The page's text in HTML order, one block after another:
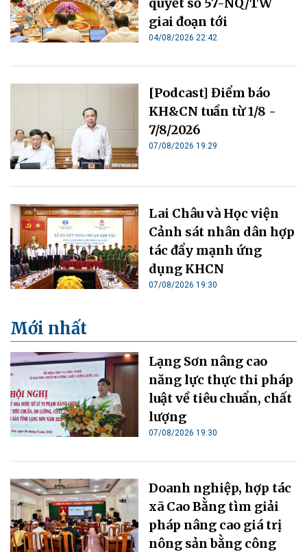
giai đoạn tới
04/08/2026 22:42
[Podcast] Điểm báo
KH&CN tuần từ 1/8 -
7/8/2026
07/08/2026 19:29
Lai Châu và Học viện
Cảnh sát nhân dân hợp
tác đẩy mạnh ứng
dụng KHCN
07/08/2026 19:30
Mới nhất
Lạng Sơn nâng cao
năng lực thực thi pháp
luật về tiêu chuẩn, chất
lượng
07/08/2026 19:30
Doanh nghiệp, hợp tác
xã Cao Bằng tìm giải
pháp nâng cao giá trị
nông sản bằng công